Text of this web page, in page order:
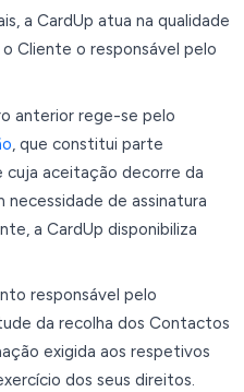
a CardUp atua na qualidade
o Cliente o responsável pelo
anterior rege-se pelo
, que constitui parte
aceitação decorre da
de assinatura
a CardUp disponibiliza
responsável pelo
da recolha dos Contactos
exigida aos respetivos
dos seus direitos.